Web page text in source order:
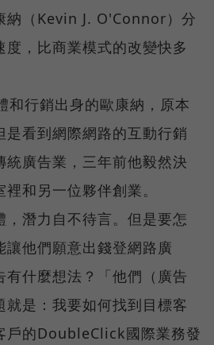
納（Kevin J. O'Connor）分
，比商業模式的改變快多
和行銷出身的歐康納，原本
是看到網際網路的互動行銷
統廣告業，三年前他毅然決
和另一位夥伴創業。
，潛力自不待言。但是要怎
讓他們願意出錢登網路廣
有什麼想法？「他們（廣告
就是：我要如何找到目標客
戶的DoubleClick國際業務發